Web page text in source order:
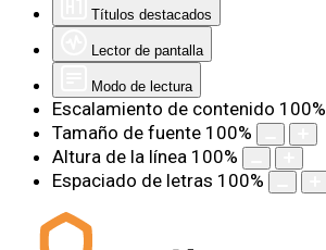
Títulos destacados
Lector de pantalla
Modo de lectura
Escalamiento de contenido 100%
Tamaño de fuente 100%
Altura de la línea 100%
Espaciado de letras 100%